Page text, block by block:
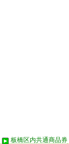
板橋区内共通商品券